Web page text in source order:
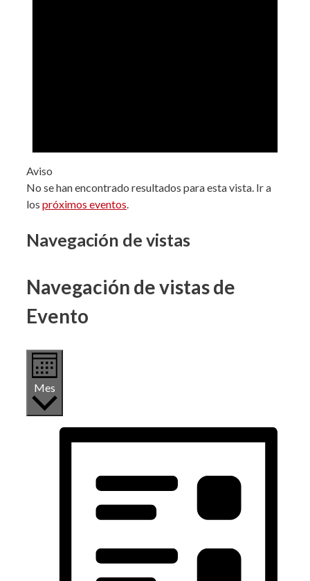
Aviso
No se han encontrado resultados para esta vista. Ir a
los próximos eventos.
Navegación de vistas
Navegación de vistas de
Evento
Mes